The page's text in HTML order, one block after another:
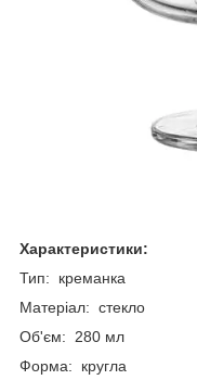
Характеристики:
Тип: креманка
Матеріал: стекло
Об'єм: 280 мл
Форма: кругла